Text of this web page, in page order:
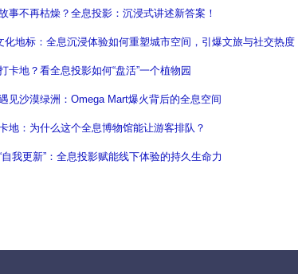
事不再枯燥？全息投影：沉浸式讲述新答案！
化地标：全息沉浸体验如何重塑城市空间，引爆文旅与社交热度
卡地？看全息投影如何“盘活”一个植物园
见沙漠绿洲：Omega Mart爆火背后的全息空间
地：为什么这个全息博物馆能让游客排队？
我更新”：全息投影赋能线下体验的持久生命力